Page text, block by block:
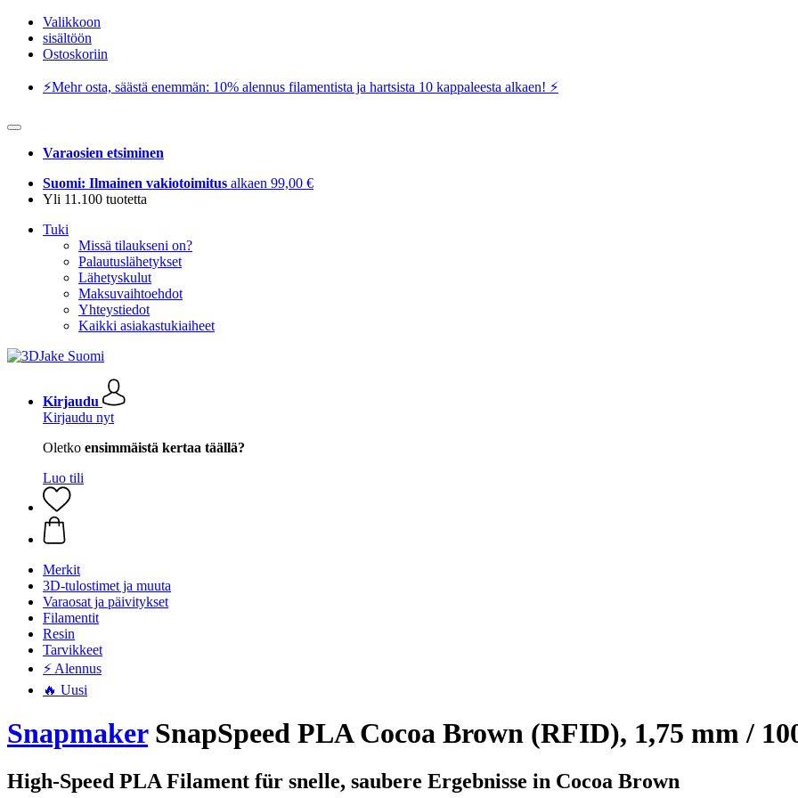
Valikkoon
sisältöön
Ostoskoriin
⚡️Mehr osta, säästä enemmän: 10% alennus filamentista ja hartsista 10 kappaleesta alkaen! ⚡️
Varaosien etsiminen
Suomi: Ilmainen vakiotoimitus alkaen 99,00 €
Yli 11.100 tuotetta
Tuki
Missä tilaukseni on?
Palautuslähetykset
Lähetyskulut
Maksuvaihtoehdot
Yhteystiedot
Kaikki asiakastukiaiheet
Kirjaudu
Kirjaudu nyt
Oletko ensimmäistä kertaa täällä?
Luo tili
Merkit
3D-tulostimet ja muuta
Varaosat ja päivitykset
Filamentit
Resin
Tarvikkeet
⚡ Alennus
🔥 Uusi
SnapmakerSnapSpeed PLA Cocoa Brown (RFID), 1,75 mm /
High-Speed PLA Filament für snelle, saubere Ergebnisse in Cocoa Brown